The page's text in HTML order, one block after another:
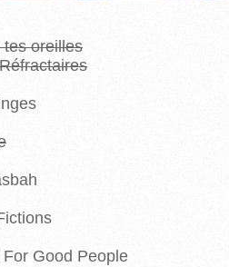
oreilles
Good People